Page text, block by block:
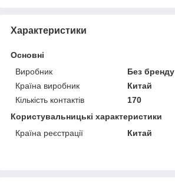
Характеристики
Основні
Виробник
Без бренду
Країна виробник
Китай
Кількість контактів
170
Користувальницькі характеристики
Країна реєстрації
Китай